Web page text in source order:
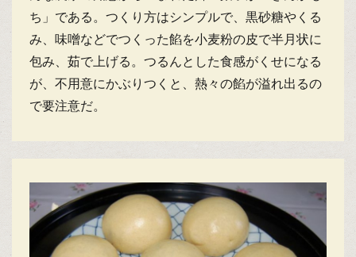
ち」である。つくり方はシンプルで、黒砂糖やくる
み、味噌などでつくった餡を小麦粉の皮で半月状に
包み、茹で上げる。つるんとした食感がくせになる
が、不用意にかぶりつくと、熱々の餡が溢れ出るの
で要注意だ。